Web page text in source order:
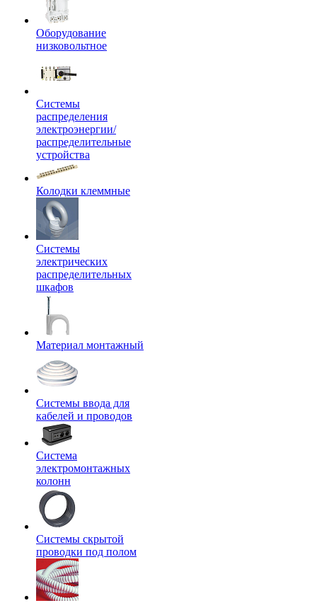
Оборудование
низковольтное
Системы
распределения
электроэнергии/
распределительные
устройства
Колодки клеммные
Системы
электрических
распределительных
шкафов
Материал монтажный
Системы ввода для
кабелей и проводов
Система
электромонтажных
колонн
Системы скрытой
проводки под полом